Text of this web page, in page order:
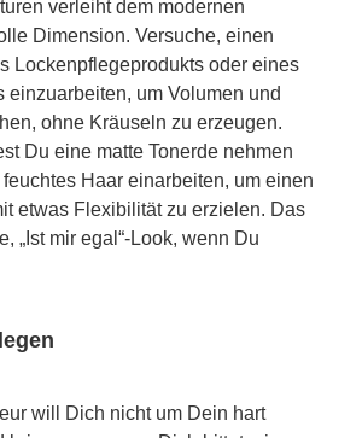
verleiht dem modernen
Dimension. Versuche, einen
Lockenpflegeprodukts oder eines
einzuarbeiten, um Volumen und
ohne Kräuseln zu erzeugen.
Du eine matte Tonerde nehmen
Haar einarbeiten, um einen
etwas Flexibilität zu erzielen. Das
„Ist mir egal“-Look, wenn Du
will Dich nicht um Dein hart